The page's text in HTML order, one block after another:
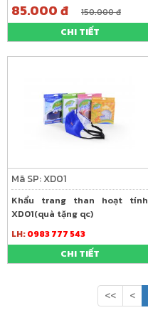
85.000 đ 150.000 đ
CHI TIẾT
Mã SP: XD01
Khẩu trang than hoạt tính
XD01(quà tặng qc)
LH:0983 777 543
CHI TIẾT
<< <